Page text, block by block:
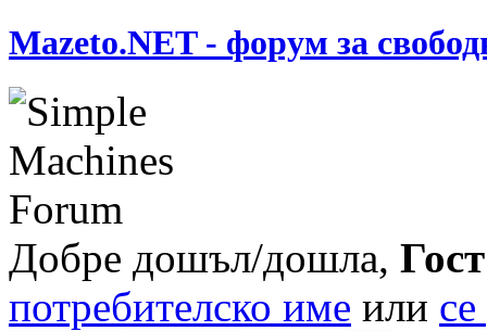
Mazeto.NET - форум за
Добре дошъл/дошла, Гост
потребителско име или